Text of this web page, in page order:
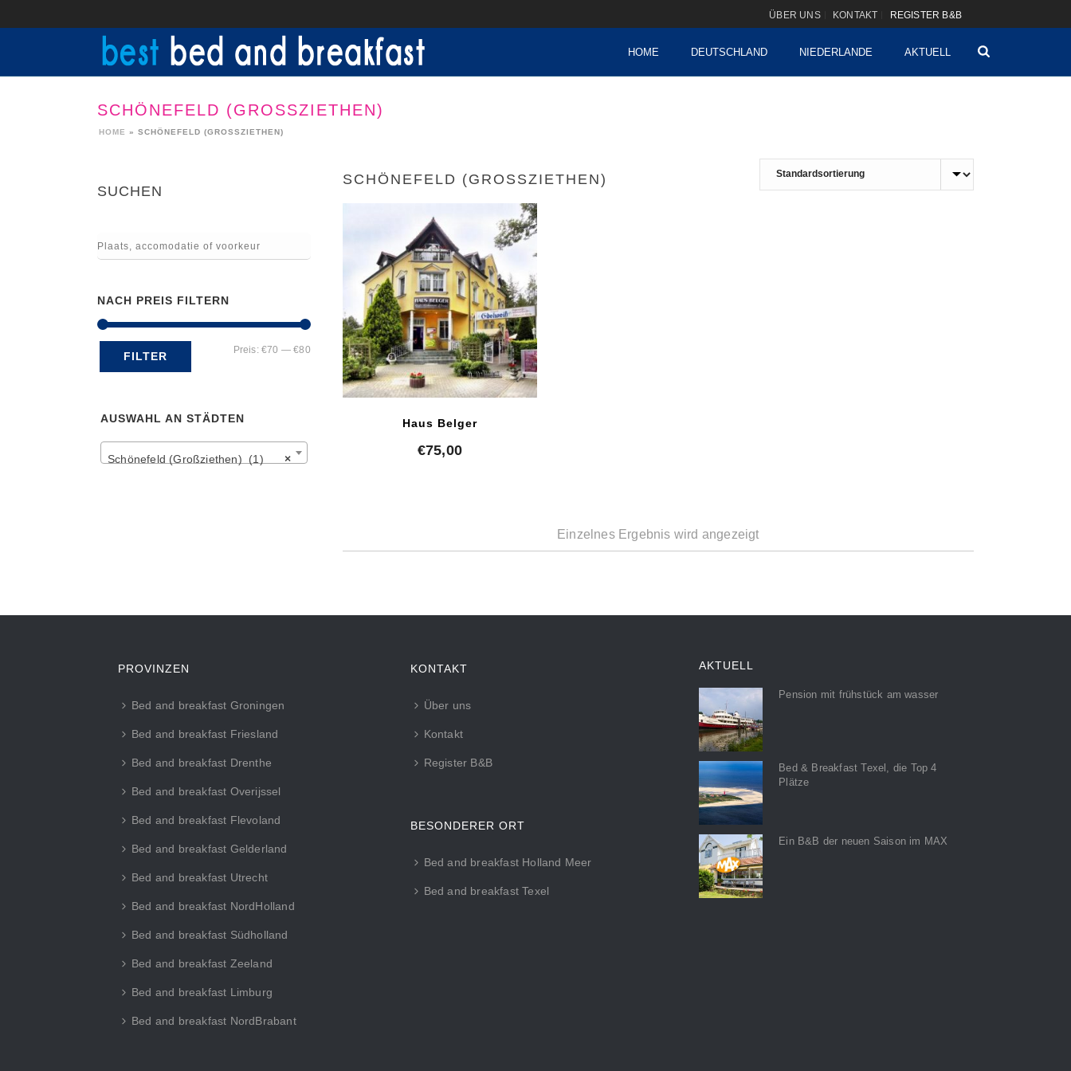
ÜBER UNS KONTAKT REGISTER B&B
HOME DEUTSCHLAND NIEDERLANDE AKTUELL
SCHÖNEFELD (GROSSZIETHEN)
HOME » SCHÖNEFELD (GROSSZIETHEN)
SCHÖNEFELD (GROSSZIETHEN)
Haus Belger
€75,00
Einzelnes Ergebnis wird angezeigt
SUCHEN
NACH PREIS FILTERN
Min.
Max.
FILTER Preis: €70 —€80
AUSWAHL AN STÄDTEN
×
Schönefeld (Großziethen) (1)
PROVINZEN
Bed and breakfast Groningen
Bed and breakfast Friesland
Bed and breakfast Drenthe
Bed and breakfast Overijssel
Bed and breakfast Flevoland
Bed and breakfast Gelderland
Bed and breakfast Utrecht
Bed and breakfast NordHolland
Bed and breakfast Südholland
Bed and breakfast Zeeland
Bed and breakfast Limburg
Bed and breakfast NordBrabant
KONTAKT
Über uns
Kontakt
Register B&B
BESONDERER ORT
Bed and breakfast Holland Meer
Bed and breakfast Texel
AKTUELL
Pension mit frühstück am wasser
Bed & Breakfast Texel, die Top 4
Plätze
Ein B&B der neuen Saison im MAX